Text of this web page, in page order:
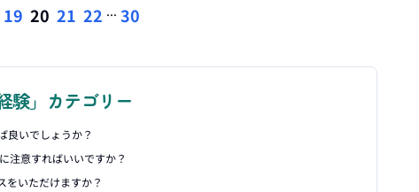
19 20 21 22 ... 30
験」カテゴリー
良いでしょうか？
注意すればいいですか？
をいただけますか？